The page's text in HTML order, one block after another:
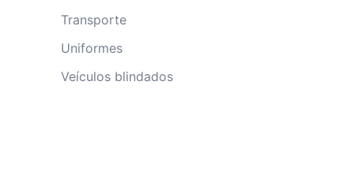
Transporte
Uniformes
Veículos blindados